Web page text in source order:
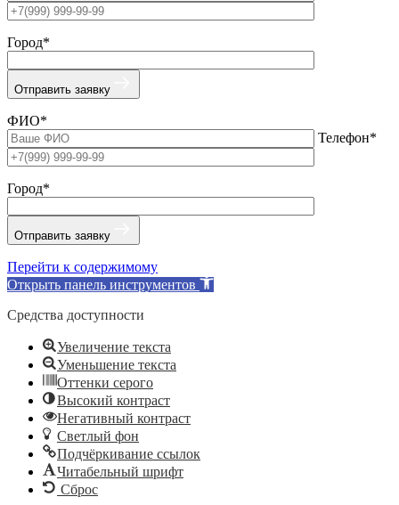
Город*
Отправить заявку
ФИО*
Телефон*
Город*
Отправить заявку
Перейти к содержимому
Открыть панель инструментов
Средства доступности
Увеличение текста
Уменьшение текста
Оттенки серого
Высокий контраст
Негативный контраст
Светлый фон
Подчёркивание ссылок
Читабельный шрифт
Сброс